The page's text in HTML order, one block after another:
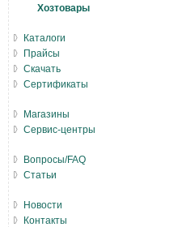
Хозтовары
Каталоги
Прайсы
Скачать
Сертификаты
Магазины
Сервис-центры
Вопросы/FAQ
Статьи
Новости
Контакты